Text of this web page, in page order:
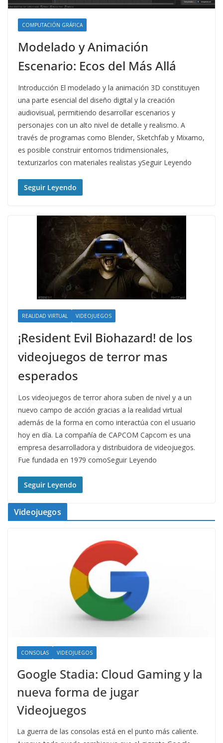
COMPUTACIÓN GRÁFICA
Modelado y Animación
Escenario: Ecos del Más Allá
Introducción El modelado y la animación 3D constituyen
una parte esencial del diseño digital y la creación
audiovisual, permitiendo desarrollar escenarios y
personajes con un alto nivel de detalle y realismo. A
través de programas como Blender, Sketchfab y Mixamo,
es posible construir entornos tridimensionales,
texturizarlos con materiales realistas ySeguir Leyendo
Seguir Leyendo
REALIDAD VIRTUAL VIDEOJUEGOS
¡Resident Evil Biohazard! de los
videojuegos de terror mas
esperados
Los videojuegos de terror ahora suben de nivel y a un
nuevo campo de acción gracias a la realidad virtual
además de la forma en como interactúa con el usuario
hoy en día. La compañía de CAPCOM Capcom es una
empresa desarrolladora y distribuidora de videojuegos.
Fue fundada en 1979 comoSeguir Leyendo
Seguir Leyendo
Videojuegos
CONSOLAS VIDEOJUEGOS
Google Stadia: Cloud Gaming y la
nueva forma de jugar
Videojuegos
La guerra de las consolas está en el punto más caliente.